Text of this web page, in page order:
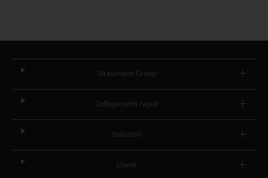
Straumann Group
Collegamenti rapidi
Soluzioni
Clienti